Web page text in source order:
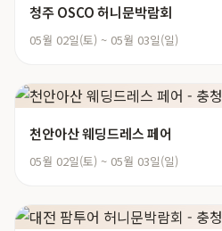
청주 OSCO 허니문박람회
05월 02일(토) ~ 05월 03일(일)
천안아산 웨딩드레스 페어
05월 02일(토) ~ 05월 03일(일)